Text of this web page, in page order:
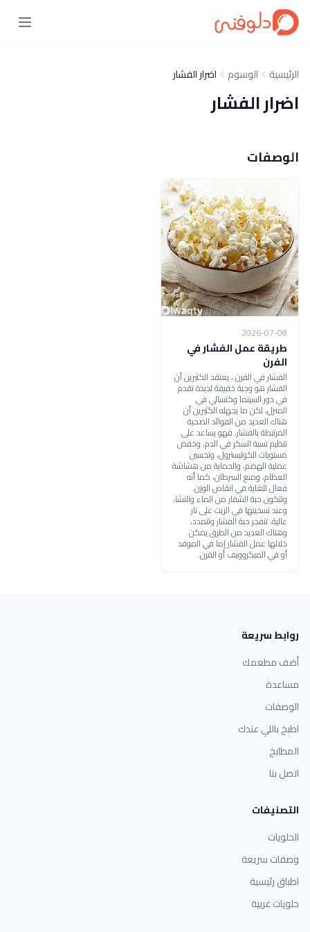
الرئيسية الوسوم اضرار الفشار
اضرار الفشار
الوصفات
2026-07-08
​طريقة عمل الفشار في
الفرن
الفشار في الفرن ، يعتقد الكثيرين أن
الفشار هو وجبة خفيفة لذيذة تقدم
في دور السينما وكتسالي في
المنزل، لكن ما يجهله الكثيرين أن
هناك العديد من الفوائد الصحية
المرتبطة بالفشار، فهو يساعد على
تنظيم نسبة السكر في الدم، وخفض
مستويات الكوليسترول، وتحسين
عملية الهضم، والحماية من هشاشة
العظام، ومنع السرطان، كما أنه
فعال للغاية في انقاص الوزن.
وتتكون حبة الشفار من الماء والنشا،
وعند تسخينها في الزيت على نار
عالية، تنفجر حبة الفشار وتتمدد،
وهناك العديد من الطرق يمكن
خلالها عمل الفشار إما في الموقد
أو في الميكروويف أو الفرن.
روابط سريعة
أضف مطعمك
مساعدة
الوصفات
اطبخ باللي عندك
المطابخ
اتصل بنا
التصنيفات
الحلويات
وصفات سريعة
اطباق رئيسية
حلويات غربية